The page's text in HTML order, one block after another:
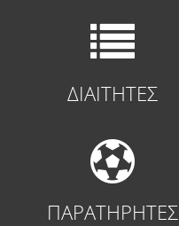
ΔΙΑΙΤΗΤΕΣ
ΠΑΡΑΤΗΡΗΤΕΣ